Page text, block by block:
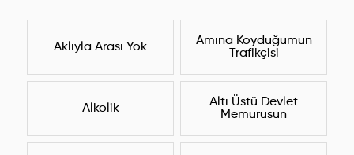
Aklıyla Arası Yok
Amına Koyduğumun
Trafikçisi
Alkolik
Altı Üstü Devlet
Memurusun